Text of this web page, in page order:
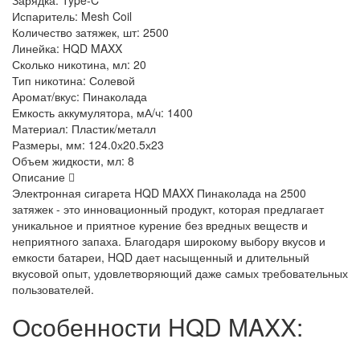
Испаритель: Mesh Coil
Количество затяжек, шт: 2500
Линейка: HQD MAXX
Сколько никотина, мл: 20
Тип никотина: Солевой
Аромат/вкус: Пинаколада
Емкость аккумулятора, мА/ч: 1400
Материал: Пластик/металл
Размеры, мм: 124.0х20.5х23
Объем жидкости, мл: 8
Описание
Электронная сигарета HQD MAXX Пинаколада на 2500
затяжек - это инновационный продукт, которая предлагает
уникальное и приятное курение без вредных веществ и
неприятного запаха. Благодаря широкому выбору вкусов и
емкости батареи, HQD дает насыщенный и длительный
вкусовой опыт, удовлетворяющий даже самых требовательных
пользователей.
Особенности HQD MAXX: